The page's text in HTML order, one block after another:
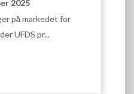
2025
på markedet for
UFDS pr...